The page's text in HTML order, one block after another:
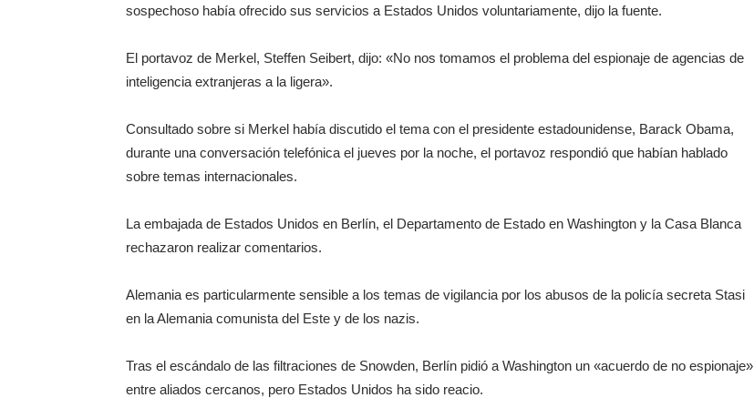
sospechoso había ofrecido sus servicios a Estados Unidos voluntariamente, dijo la fuente.
El portavoz de Merkel, Steffen Seibert, dijo: «No nos tomamos el problema del espionaje de agencias de
inteligencia extranjeras a la ligera».
Consultado sobre si Merkel había discutido el tema con el presidente estadounidense, Barack Obama,
durante una conversación telefónica el jueves por la noche, el portavoz respondió que habían hablado
sobre temas internacionales.
La embajada de Estados Unidos en Berlín, el Departamento de Estado en Washington y la Casa Blanca
rechazaron realizar comentarios.
Alemania es particularmente sensible a los temas de vigilancia por los abusos de la policía secreta Stasi
en la Alemania comunista del Este y de los nazis.
Tras el escándalo de las filtraciones de Snowden, Berlín pidió a Washington un «acuerdo de no espionaje»
entre aliados cercanos, pero Estados Unidos ha sido reacio.